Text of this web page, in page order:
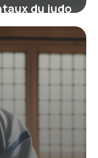
du judo
et